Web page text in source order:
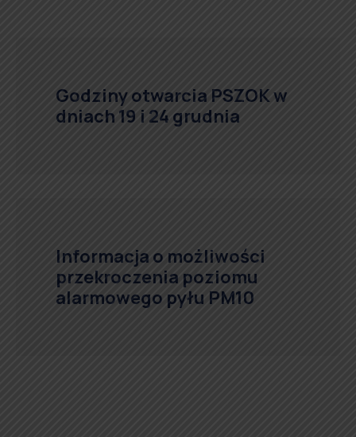
Godziny otwarcia PSZOK w
dniach 19 i 24 grudnia
Informacja o możliwości
przekroczenia poziomu
alarmowego pyłu PM10